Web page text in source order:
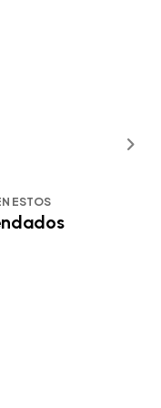
ESTOS